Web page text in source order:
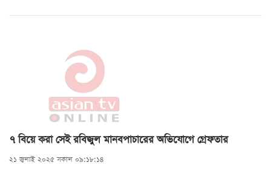
৭ বিয়ে করা সেই রবিজুল মানবপাচারের অভিযোগে গ্রেফতার
২১ জুলাই ২০২৫ সকাল ০৯:১৮:১৪